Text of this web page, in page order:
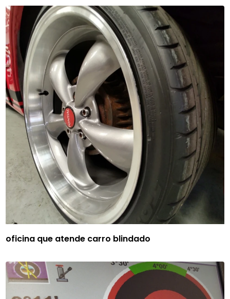
oficina que atende carro blindado